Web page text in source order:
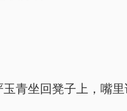
青坐回凳子上，嘴里